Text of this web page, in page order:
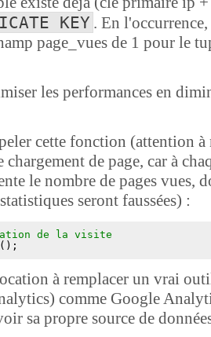
KEY . En
page_vues de 1 pour le
les performances en
cette fonction (attention
chargement de page, car à
le nombre de pages vues,
seront faussées) :
de la visite
à remplacer un vrai
comme Google
sa propre source de